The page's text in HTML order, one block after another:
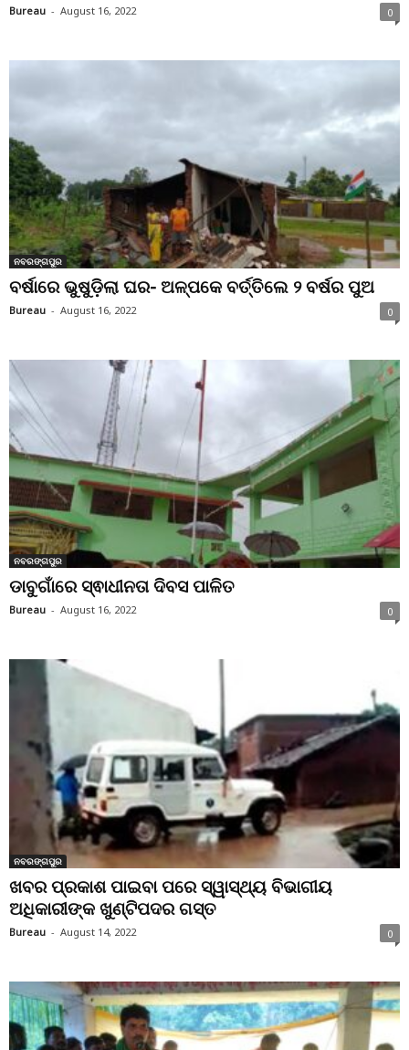
Bureau - August 16, 2022 0
ନବରଙ୍ଗପୁର
ବର୍ଷାରେ ଭୁଷୁଡ଼ିଲା ଘର- ଅଳ୍ପକେ ବର୍ତ୍ତିଲେ ୨ ବର୍ଷର ପୁଅ
Bureau - August 16, 2022 0
ନବରଙ୍ଗପୁର
ଡାବୁଗାଁରେ ସ୍ଵାଧୀନତା ଦିବସ ପାଳିତ
Bureau - August 16, 2022 0
ନବରଙ୍ଗପୁର
ଖବର ପ୍ରକାଶ ପାଇବା ପରେ ସ୍ୱାସ୍ଥ୍ୟ ବିଭାଗୀୟ
ଅଧିକାରୀଙ୍କ ଖୁଣ୍ଟିପଦର ଗସ୍ତ
Bureau - August 14, 2022 0